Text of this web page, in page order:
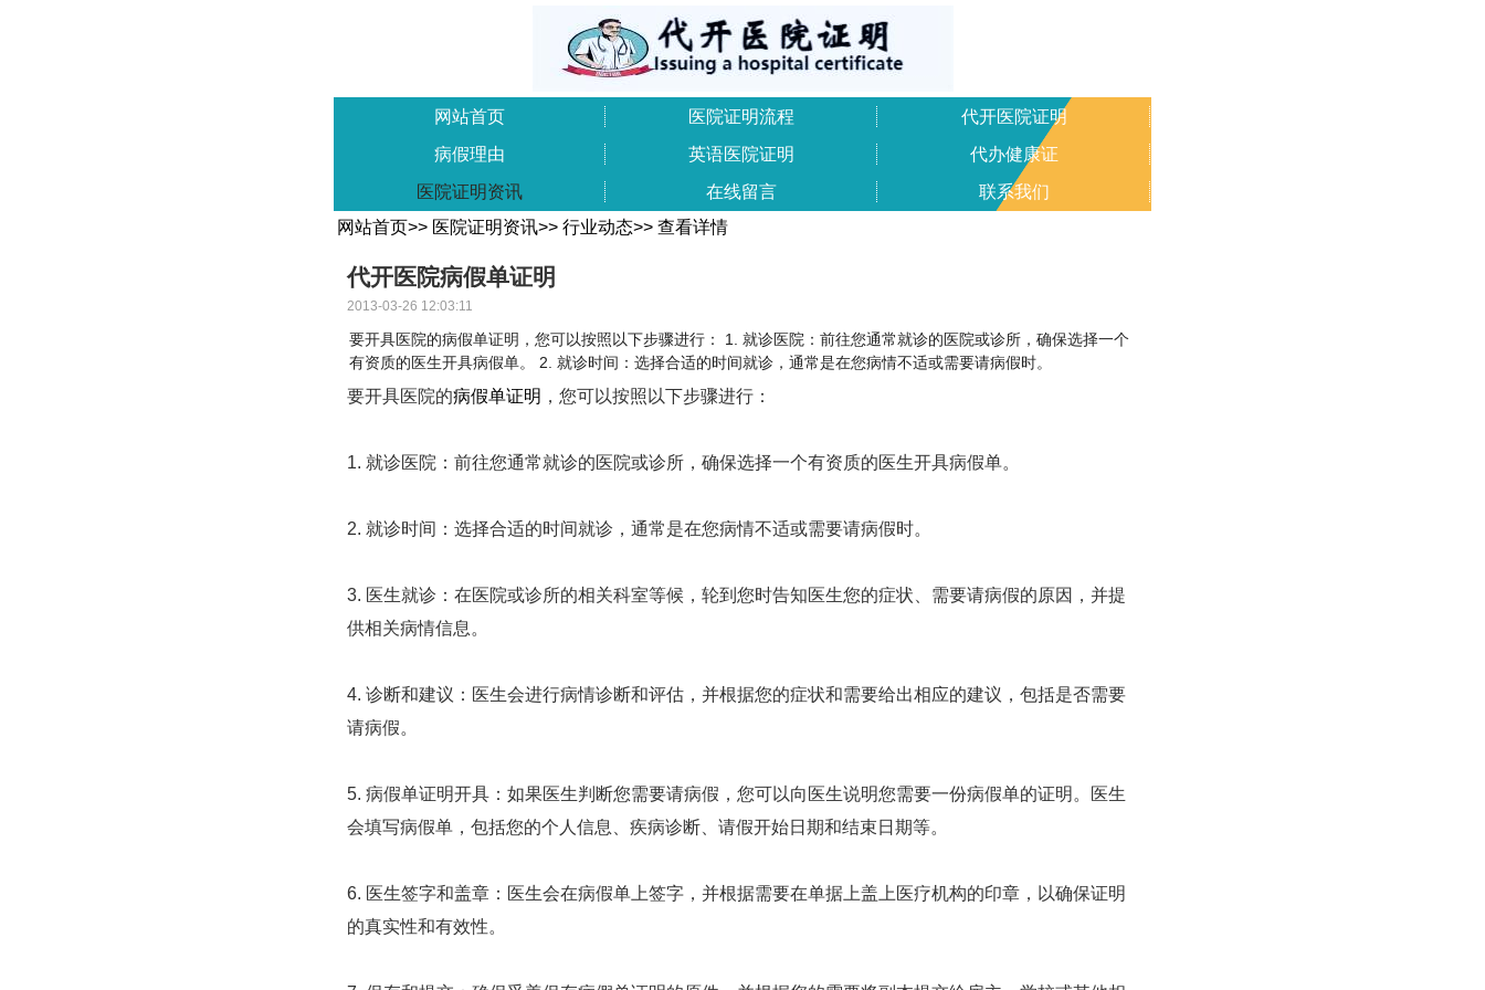
网站首页 医院证明流程
代开医院证明
病假理由
英语医院证明
代办健康证
医院证明资讯
在线留言
联系我们
网站首页>> 医院证明资讯>> 行业动态>> 查看详情
代开医院病假单证明
2013-03-26 12:03:11
要开具医院的病假单证明，您可以按照以下步骤进行： 1. 就诊医院：前往您通常就诊的医院或诊所，确保选择一个
有资质的医生开具病假单。 2. 就诊时间：选择合适的时间就诊，通常是在您病情不适或需要请病假时。
要开具医院的病假单证明 ，您可以按照以下步骤进行：
1. 就诊医院：前往您通常就诊的医院或诊所，确保选择一个有资质的医生开具病假单。
2. 就诊时间：选择合适的时间就诊，通常是在您病情不适或需要请病假时。
3. 医生就诊：在医院或诊所的相关科室等候，轮到您时告知医生您的症状、需要请病假的原因，并提
供相关病情信息。
4. 诊断和建议：医生会进行病情诊断和评估，并根据您的症状和需要给出相应的建议，包括是否需要
请病假。
5. 病假单证明开具：如果医生判断您需要请病假，您可以向医生说明您需要一份病假单的证明。医生
会填写病假单，包括您的个人信息、疾病诊断、请假开始日期和结束日期等。
6. 医生签字和盖章：医生会在病假单上签字，并根据需要在单据上盖上医疗机构的印章，以确保证明
的真实性和有效性。